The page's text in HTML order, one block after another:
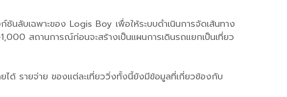
นลับเฉพาะของ Logis Boy เพื่อให้ระบบดำเนินการจัดเส้นทาง
สถานการณ์ก่อนจะสร้างเป็นแผนการเดินรถแยกเป็นเที่ยว
ได้ รายจ่าย ของแต่ละเที่ยววิ่งทั้งนี้ยังมีข้อมูลที่เกี่ยวข้องกับ